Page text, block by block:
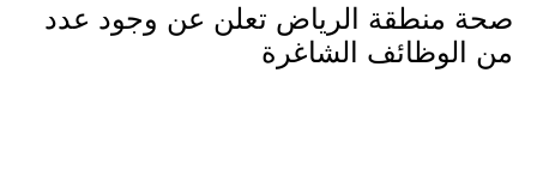
صحة منطقة الرياض تعلن عن وجود عدد
من الوظائف الشاغرة